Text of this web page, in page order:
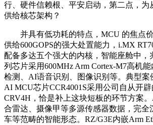
行、硬件信赖根、平安启动，第二点，为
供给核芯架构？
并具有低功耗的特点，MCU 的焦点价
供给600GOPS的强大处置能力，i.MX
配备多达五个强大的内核，智能座舱中，
列芯片采用600MHz Arm Cortex-M7高机
检测、AI语音识别、图像识别等。典型案
AI MCU芯片CCR4001S采用公司自从开
CRV4H，恰是补上这块短板的环节方案
合雷达、摄像甲等多源传感器数据，完全
车等范畴的智能形态。RZ/G3E内嵌Arm